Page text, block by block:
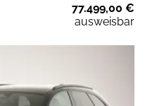
77.499,00 €
ausweisbar